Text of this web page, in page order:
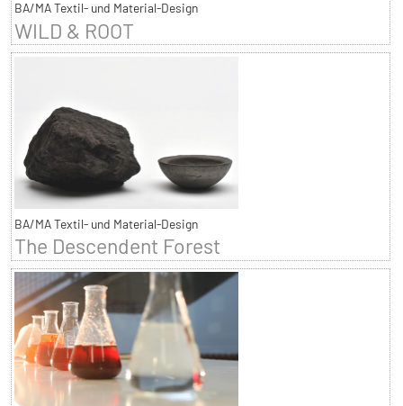
BA/MA Textil- und Material-Design
WILD & ROOT
BA/MA Textil- und Material-Design
The Descendent Forest